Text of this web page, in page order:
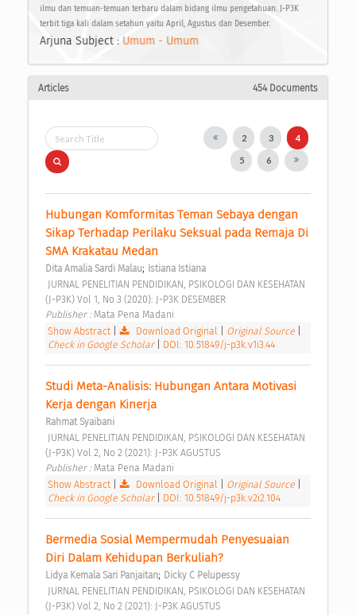
ilmu dan temuan-temuan terbaru dalam bidang ilmu pengetahuan. J-P3K
terbit tiga kali dalam setahun yaitu April, Agustus dan Desember.
Arjuna Subject : Umum - Umum
Articles 454 Documents
2 3 4
5 6
Hubungan Komformitas Teman Sebaya dengan
Sikap Terhadap Perilaku Seksual pada Remaja Di
SMA Krakatau Medan
Dita Amalia Sardi Malau; Istiana Istiana
(J-P3K) Vol 1, No 3 (2020): J-P3K DESEMBER
Publisher : Mata Pena Madani
Show Abstract
Download Original Original Source
Check in Google Scholar
DOI: 10.51849/j-p3k.v1i3.44
Studi Meta-Analisis: Hubungan Antara Motivasi
Kerja dengan Kinerja
Rahmat Syaibani
(J-P3K) Vol 2, No 2 (2021): J-P3K AGUSTUS
Publisher : Mata Pena Madani
Show Abstract
Download Original Original Source
Check in Google Scholar
DOI: 10.51849/j-p3k.v2i2.104
Bermedia Sosial Mempermudah Penyesuaian
Diri Dalam Kehidupan Berkuliah?
Lidya Kemala Sari Panjaitan; Dicky C Pelupessy
(J-P3K) Vol 2, No 2 (2021): J-P3K AGUSTUS